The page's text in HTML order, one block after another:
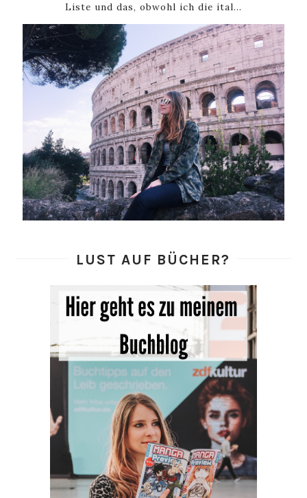
Liste und das, obwohl ich die ital...
LUST AUF BÜCHER?